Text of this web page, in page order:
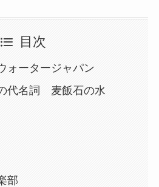
目次
ータージャパン
代名詞 麦飯石の水
部